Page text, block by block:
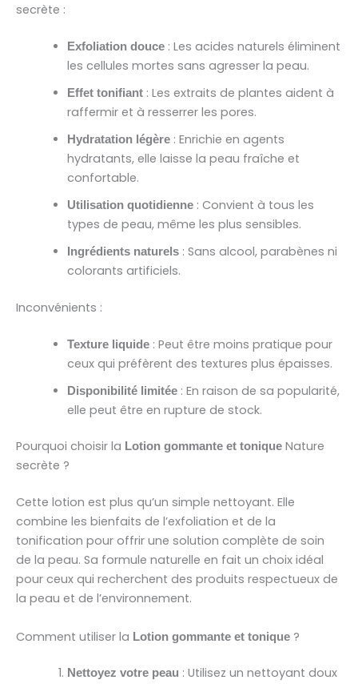
secrète :
Exfoliation douce: Les acides naturels éliminent
les cellules mortes sans agresser la peau.
Effet tonifiant: Les extraits de plantes aident à
raffermir et à resserrer les pores.
Hydratation légère: Enrichie en agents
hydratants, elle laisse la peau fraîche et
confortable.
Utilisation quotidienne: Convient à tous les
types de peau, même les plus sensibles.
Ingrédients naturels: Sans alcool, parabènes ni
colorants artificiels.
Inconvénients :
Texture liquide: Peut être moins pratique pour
ceux qui préfèrent des textures plus épaisses.
Disponibilité limitée: En raison de sa popularité,
elle peut être en rupture de stock.
Pourquoi choisir la Lotion gommante et tonique Nature
secrète ?
Cette lotion est plus qu’un simple nettoyant. Elle
combine les bienfaits de l’exfoliation et de la
tonification pour offrir une solution complète de soin
de la peau. Sa formule naturelle en fait un choix idéal
pour ceux qui recherchent des produits respectueux de
la peau et de l’environnement.
Comment utiliser la Lotion gommante et tonique ?
Nettoyez votre peau : Utilisez un nettoyant doux